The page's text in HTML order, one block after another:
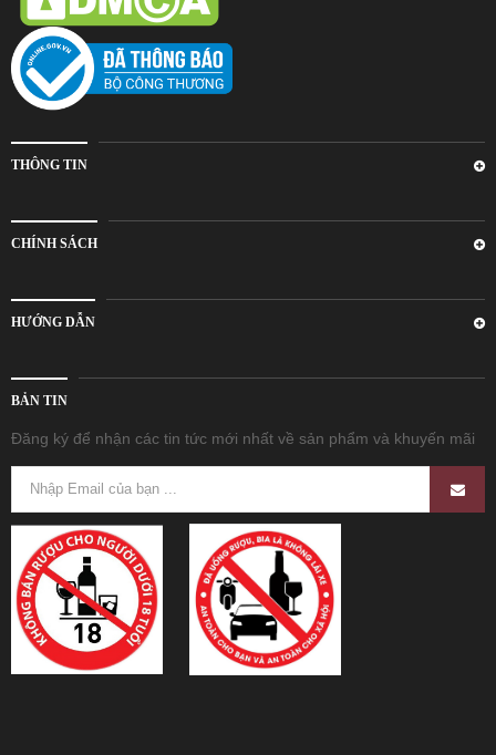
THÔNG TIN
CHÍNH SÁCH
HƯỚNG DẪN
BẢN TIN
Đăng ký để nhận các tin tức mới nhất về sản phẩm và khuyến mãi